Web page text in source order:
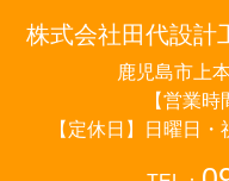
株式会社田代設計
鹿児島市上
【営業
【定休日】日曜日